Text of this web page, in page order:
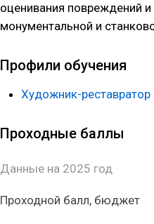
оценивания повреждений
монументальной и
Профили обучения
Художник-
Проходные баллы
Данные на 2025 год
Проходной балл, бюджет